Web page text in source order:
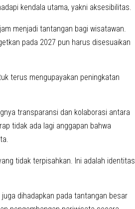
kendala utama, yakni aksesibilitas.
menjadi tantangan bagi wisatawan.
pada 2027 pun harus disesuaikan
terus mengupayakan peningkatan
transparansi dan kolaborasi antara
tidak ada lagi anggapan bahwa
tidak terpisahkan. Ini adalah identitas
dihadapkan pada tantangan besar